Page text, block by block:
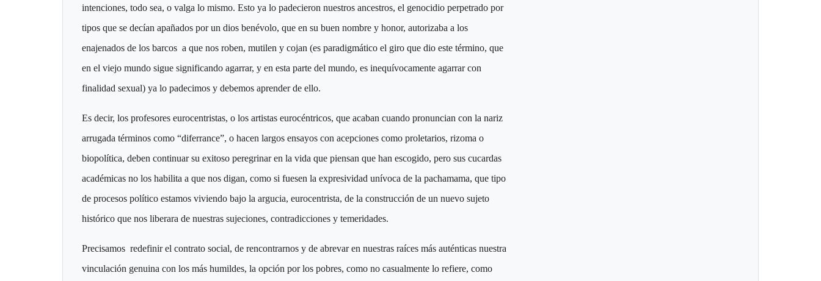
intenciones, todo sea, o valga lo mismo. Esto ya lo padecieron nuestros ancestros, el genocidio perpetrado por
tipos que se decían apañados por un dios benévolo, que en su buen nombre y honor, autorizaba a los
enajenados de los barcos a que nos roben, mutilen y cojan (es paradigmático el giro que dio este término, que
en el viejo mundo sigue significando agarrar, y en esta parte del mundo, es inequívocamente agarrar con
finalidad sexual) ya lo padecimos y debemos aprender de ello.
Es decir, los profesores eurocentristas, o los artistas eurocéntricos, que acaban cuando pronuncian con la nariz
arrugada términos como “diferrance”, o hacen largos ensayos con acepciones como proletarios, rizoma o
biopolítica, deben continuar su exitoso peregrinar en la vida que piensan que han escogido, pero sus cucardas
académicas no los habilita a que nos digan, como si fuesen la expresividad unívoca de la pachamama, que tipo
de procesos político estamos viviendo bajo la argucia, eurocentrista, de la construcción de un nuevo sujeto
histórico que nos liberara de nuestras sujeciones, contradicciones y temeridades.
Precisamos redefinir el contrato social, de rencontrarnos y de abrevar en nuestras raíces más auténticas nuestra
vinculación genuina con los más humildes, la opción por los pobres, como no casualmente lo refiere, como